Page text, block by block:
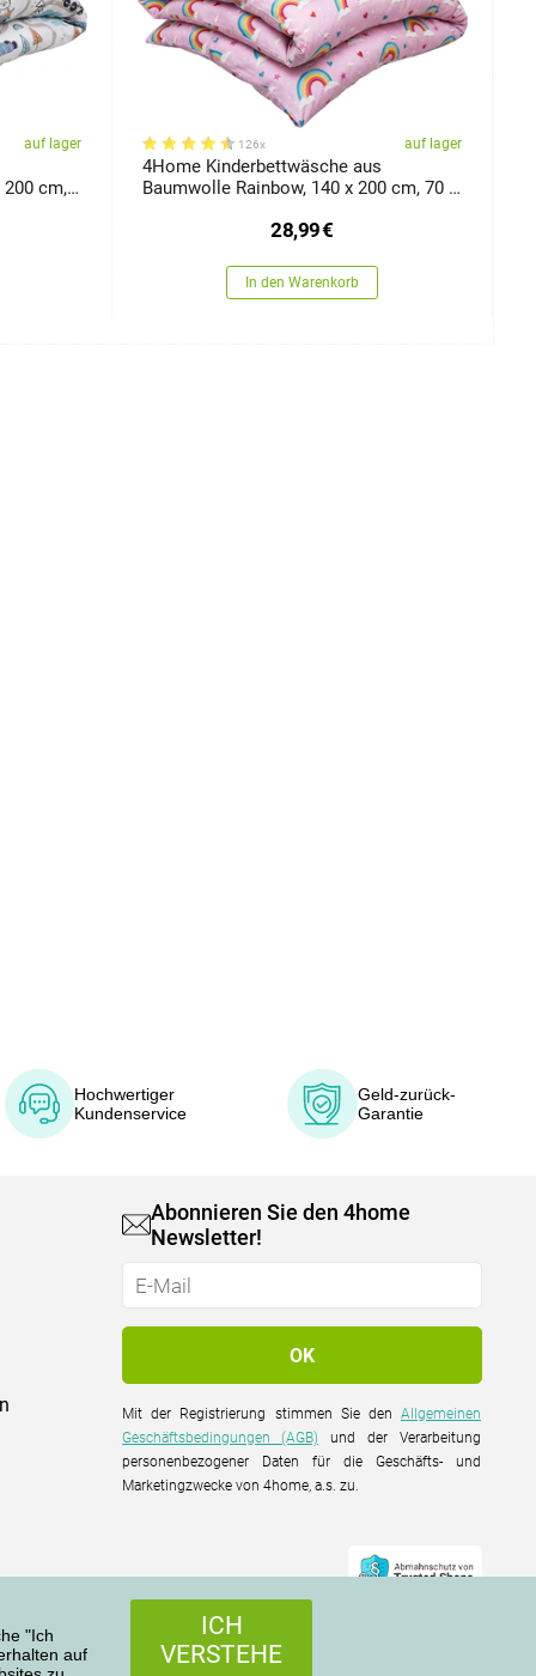
"Ich
auf
ICH
VERSTEHE
auf lager
200 cm,
126x auf lager
4Home Kinderbettwäsche aus
Baumwolle Rainbow, 140 x 200 cm, 70 x
28,99€
In den Warenkorb
Hochwertiger
Kundenservice
Geld-zurück-
Garantie
Abonnieren Sie den 4home
Newsletter!
Mit der Registrierung stimmen Sie denAllgemeinen
Geschäftsbedingungen (AGB) und der Verarbeitung
personenbezogener Daten für die Geschäfts- und
Marketingzwecke von 4home, a.s. zu.